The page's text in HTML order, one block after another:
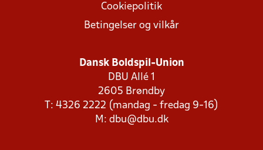
Cookiepolitik
Betingelser og vilkår
Dansk Boldspil-Union
DBU Allé 1
2605 Brøndby
T: 4326 2222 (mandag - fredag 9-16)
M: dbu@dbu.dk